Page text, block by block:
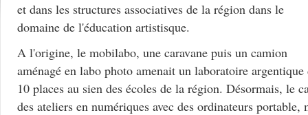
et dans les structures associatives de la région dans le
domaine de l'éducation artistisque.
A l'origine, le mobilabo, une caravane puis un camion
aménagé en labo photo amenait un laboratoire argentique
10 places au sien des écoles de la région. Désormais, le
des ateliers en numériques avec des ordinateurs